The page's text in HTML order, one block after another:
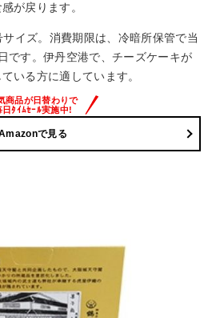
が戻ります。
イズ。消費期限は、冷暗所保管で当
です。伊丹空港で、チーズケーキが
いる方に適しています。
で見る